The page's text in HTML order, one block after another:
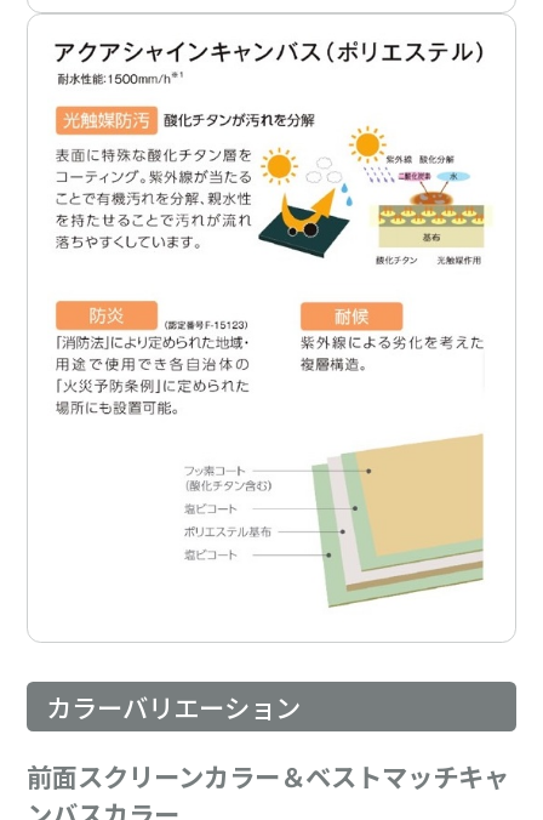
カラーバリエーション
前面スクリーンカラー＆ベストマッチキャ